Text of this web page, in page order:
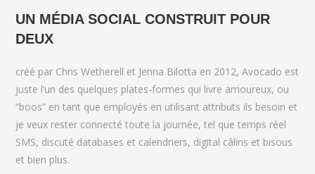
UN MÉDIA SOCIAL CONSTRUIT POUR
DEUX
créé par Chris Wetherell et Jenna Bilotta en 2012, Avocado est
juste l’un des quelques plates-formes qui livre amoureux, ou
“boos” en tant que employés en utilisant attributs ils besoin et
je veux rester connecté toute la journée, tel que temps réel
SMS, discuté databases et calendriers, digital câlins et bisous
et bien plus.